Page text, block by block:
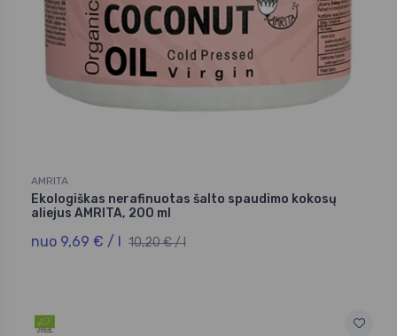
AMRITA
Ekologiškas nerafinuotas šalto spaudimo kokosų
aliejus AMRITA, 200 ml
nuo 9,69 € / l 10,20 € / l